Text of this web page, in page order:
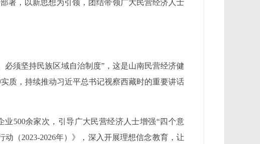
署，以新思想为引领，团结带领广大民营经济人士
须坚持民族区域自治制度”，这是山南民营经济健
质，持续推动习近平总书记视察西藏时的重要讲话
500余家次，引导广大民营经济人士增强“四个意
（2023-2026年）》，深入开展理想信念教育，让